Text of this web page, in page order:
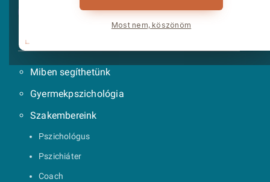
Most nem, köszönöm
Menü
Miben segíthetünk
Gyermekpszichológia
Szakembereink
Pszichológus
Pszichiáter
Coach